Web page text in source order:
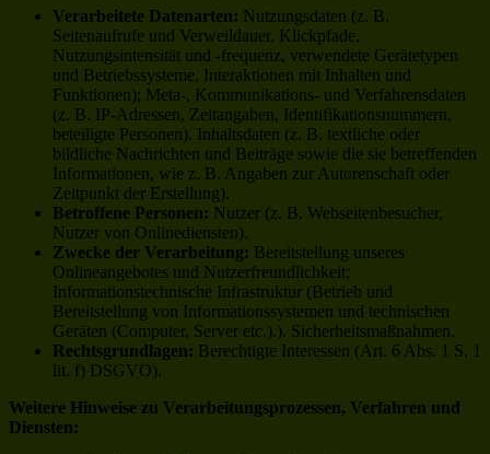
Verarbeitete Datenarten: Nutzungsdaten (z. B.
Seitenaufrufe und Verweildauer, Klickpfade,
Nutzungsintensität und -frequenz, verwendete Gerätetypen
und Betriebssysteme, Interaktionen mit Inhalten und
Funktionen); Meta-, Kommunikations- und Verfahrensdaten
(z. B. IP-Adressen, Zeitangaben, Identifikationsnummern,
beteiligte Personen). Inhaltsdaten (z. B. textliche oder
bildliche Nachrichten und Beiträge sowie die sie betreffenden
Informationen, wie z. B. Angaben zur Autorenschaft oder
Zeitpunkt der Erstellung).
Betroffene Personen: Nutzer (z. B. Webseitenbesucher,
Nutzer von Onlinediensten).
Zwecke der Verarbeitung: Bereitstellung unseres
Onlineangebotes und Nutzerfreundlichkeit;
Informationstechnische Infrastruktur (Betrieb und
Bereitstellung von Informationssystemen und technischen
Geräten (Computer, Server etc.).). Sicherheitsmaßnahmen.
Rechtsgrundlagen: Berechtigte Interessen (Art. 6 Abs. 1 S. 1
lit. f) DSGVO).
Weitere Hinweise zu Verarbeitungsprozessen, Verfahren und
Diensten: